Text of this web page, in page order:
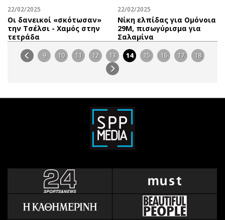
22/02/2025
Οι δανεικοί «σκότωσαν»
την Τσέλσι - Χαμός στην
τετράδα
22/02/2025
Νίκη ελπίδας για Ομόνοια
29Μ, πισωγύρισμα για
Σαλαμίνα
9 10 11 12 13 14 15 16 17 18